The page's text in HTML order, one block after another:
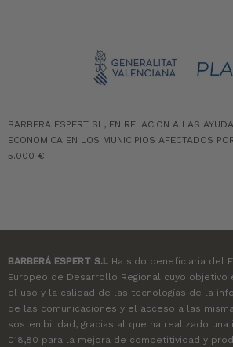
BARBERA ESPERT SL, EN RELACION A LAS
ECONOMICA EN LOS MUNICIPIOS AFECTADOS
5.000 €.
BARBERÁ ESPERT S.L Ha sido beneficiaria del
Europeo de Desarrollo Regional cuyo objetivo
el uso y la calidad de las tecnologías de la
de las comunicaciones y el acceso a las
sostenibilidad, gracias al que ha realizado una
018,80 para la mejora de competitividad y